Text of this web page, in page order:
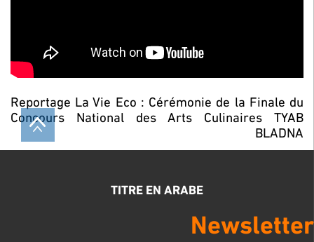
Reportage La Vie Eco : Cérémonie de la Finale du
Concours National des Arts Culinaires TYAB
BLADNA
TITRE EN ARABE
Newsletter